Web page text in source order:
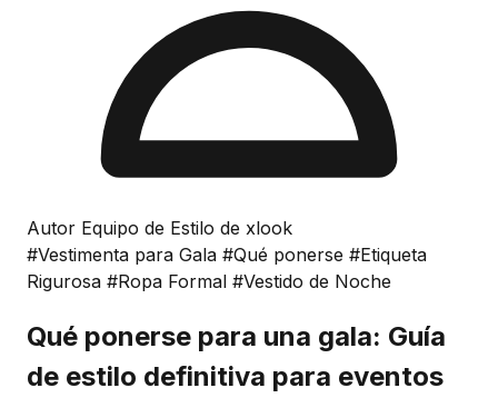
Autor Equipo de Estilo de xlook
#Vestimenta para Gala #Qué ponerse #Etiqueta
Rigurosa #Ropa Formal #Vestido de Noche
Qué ponerse para una gala: Guía
de estilo definitiva para eventos